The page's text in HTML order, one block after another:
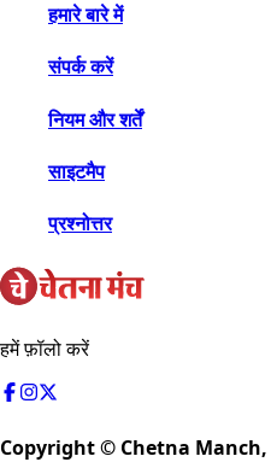
हमारे बारे में
संपर्क करें
नियम और शर्तें
साइटमैप
प्रश्नोत्तर
हमें फ़ॉलो करें
Copyright © Chetna Manch,